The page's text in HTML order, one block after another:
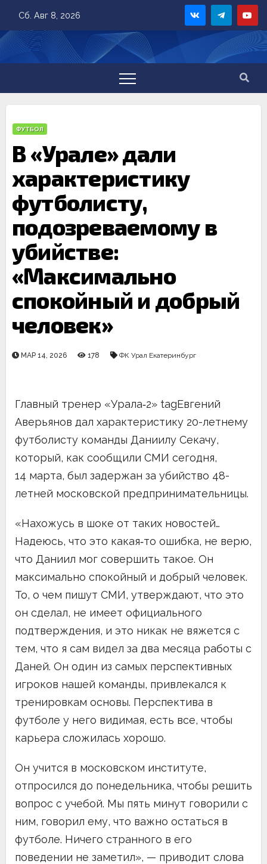
content
Сб. Авг 8, 2026
ФУТБОЛ
В «Урале» дали
характеристику
футболисту,
подозреваемому в
убийстве:
«Максимально
спокойный и добрый
человек»
МАР 14, 2026 178 ФК Урал Екатеринбург
Главный тренер «Урала‑2» tagЕвгений
Аверьянов дал характеристику 20-летнему
футболисту команды Даниилу Секачу,
который, как сообщили СМИ сегодня,
14 марта, был задержан за убийство 48-
летней московской предпринимательницы.
«Нахожусь в шоке от таких новостей…
Надеюсь, что это какая‑то ошибка, не верю,
что Даниил мог совершить такое. Он
максимально спокойный и добрый человек.
То, о чем пишут СМИ, утверждают, что это
он сделал, не имеет официального
подтверждения, и это никак не вяжется с
тем, что я сам видел за два месяца работы с
Даней. Он один из самых перспективных
игроков нашей команды, привлекался к
тренировкам основы. Перспектива в
футболе у него видимая, есть все, чтобы
карьера сложилась хорошо.
Он учится в московском институте,
отпросился до понедельника, чтобы решить
вопрос с учебой. Мы пять минут говорили с
ним, говорил ему, что важно остаться в
футболе. Ничего странного в его
поведении не заметил», — приводит слова